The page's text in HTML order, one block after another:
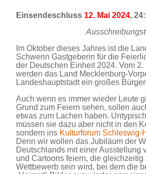
Einsendeschluss 12. Mai 2024,
Im Oktober dieses Jahres ist die
Schwerin Gastgeberin für die
der Deutschen Einheit 2024. Vom 2.
werden das Land Mecklenburg-
Landeshauptstadt ein großes
Auch wenn es immer wieder Leute
Grund zum Feiern sehen, sollen
etwas zum Lachen haben.
müssen sie dazu aber nicht in den
sondern ins Kulturforum Schleswig-
Denn wir wollen das Jubiläum der
Deutschlands mit einer Ausstellung
und Cartoons feiern, die gleichzeitig
Wettbewerb sein wird, bei dem die